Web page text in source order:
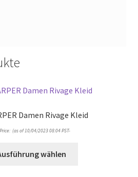
Damen Rivage Kleid
(as of 10/04/2023 08:04 PST-
wählen